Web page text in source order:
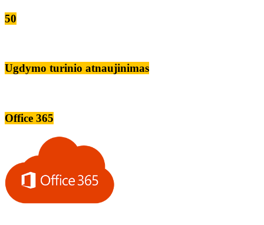
50
Ugdymo turinio atnaujinimas
Office 365